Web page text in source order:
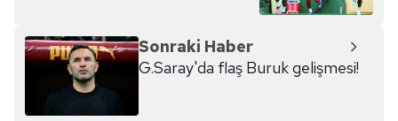
Sonraki Haber
G.Saray'da flaş Buruk gelişmesi!